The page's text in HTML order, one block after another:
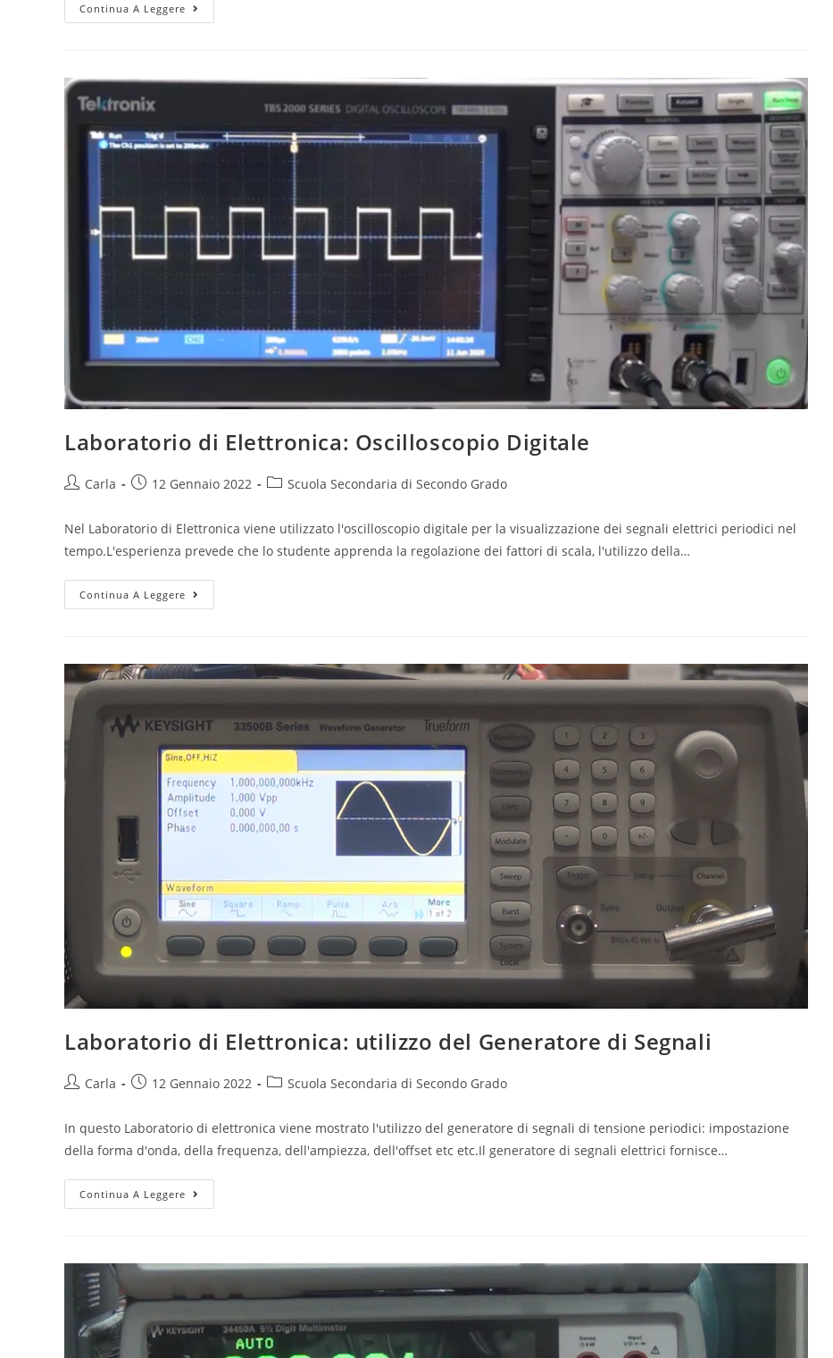
Continua A Leggere
quadrata:
Laboratorio di Elettronica: Oscilloscopio Digitale
PostCarla
Post12 Gennaio 2022
PostScuola Secondaria di Secondo Grado
Nel Laboratorio di Elettronica viene utilizzato l'oscilloscopio digitale per la visualizzazione dei segnali elettrici periodici nel
tempo.L'esperienza prevede che lo studente apprenda la regolazione dei fattori di scala, l'utilizzo della…
Continua A Leggere
di
Digitale
Laboratorio di Elettronica: utilizzo del Generatore di Segnali
PostCarla
Post12 Gennaio 2022
PostScuola Secondaria di Secondo Grado
In questo Laboratorio di elettronica viene mostrato l'utilizzo del generatore di segnali di tensione periodici: impostazione
della forma d'onda, della frequenza, dell'ampiezza, dell'offset etc etc.Il generatore di segnali elettrici fornisce…
Continua A Leggere
di
del
Generatore
di
Segnali